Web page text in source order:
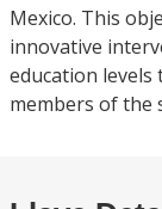
Mexico. This
innovative
education
members of the